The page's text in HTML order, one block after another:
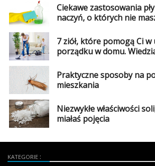
Ciekawe zastosowania
naczyń, o których nie
7 ziół, które pomogą Ci
porządku w domu.
Praktyczne sposoby na
mieszkania
Niezwykłe właściwości
miałaś pojęcia
KATEGORIE